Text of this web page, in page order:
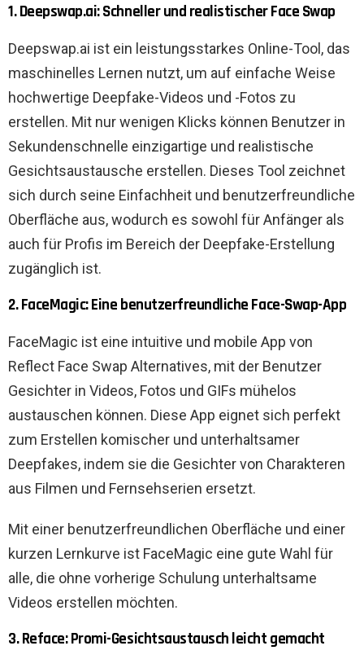
1. Deepswap.ai: Schneller und realistischer Face Swap
Deepswap.ai ist ein leistungsstarkes Online-Tool, das
maschinelles Lernen nutzt, um auf einfache Weise
hochwertige Deepfake-Videos und -Fotos zu
erstellen. Mit nur wenigen Klicks können Benutzer in
Sekundenschnelle einzigartige und realistische
Gesichtsaustausche erstellen. Dieses Tool zeichnet
sich durch seine Einfachheit und benutzerfreundliche
Oberfläche aus, wodurch es sowohl für Anfänger als
auch für Profis im Bereich der Deepfake-Erstellung
zugänglich ist.
2. FaceMagic: Eine benutzerfreundliche Face-Swap-App
FaceMagic ist eine intuitive und mobile App von
Reflect Face Swap Alternatives, mit der Benutzer
Gesichter in Videos, Fotos und GIFs mühelos
austauschen können. Diese App eignet sich perfekt
zum Erstellen komischer und unterhaltsamer
Deepfakes, indem sie die Gesichter von Charakteren
aus Filmen und Fernsehserien ersetzt.
Mit einer benutzerfreundlichen Oberfläche und einer
kurzen Lernkurve ist FaceMagic eine gute Wahl für
alle, die ohne vorherige Schulung unterhaltsame
Videos erstellen möchten.
3. Reface: Promi-Gesichtsaustausch leicht gemacht